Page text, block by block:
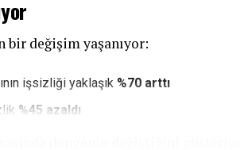
bir değişim yaşanıyor:
işsizliği yaklaşık %70 arttı
%45 azaldı